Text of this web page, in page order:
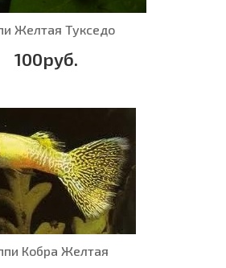
Желтая Тукседо
100руб.
Кобра Желтая